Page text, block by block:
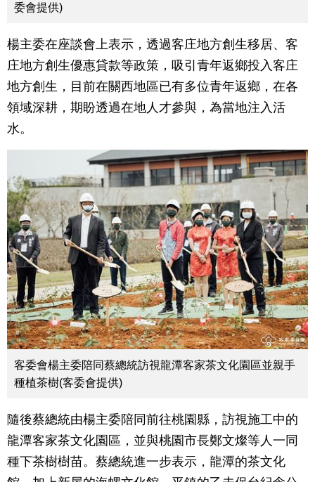
委會提供)
楊主委在座談會上表示，透過客庄地方創生移居、客
庄地方創生優惠貸款等政策，吸引青年返鄉投入客庄
地方創生，目前在關西地區已有多位青年返鄉，在各
領域深耕，期盼透過在地人才參與，為當地注入活
水。
客委會楊主委陪同蔡總統訪視龍潭客家茶文化園區並親手
種植茶樹(客委會提供)
隨後蔡總統由楊主委陪同前往桃園縣，訪視施工中的
龍潭客家茶文化園區，並與桃園市長鄭文燦等人一同
種下茶樹樹苗。蔡總統進一步表示，龍潭的茶文化